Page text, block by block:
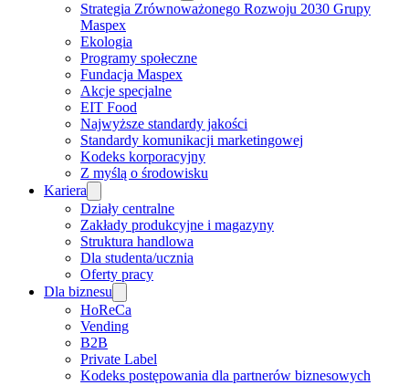
Strategia Zrównoważonego Rozwoju 2030 Grupy
Maspex
Ekologia
Programy społeczne
Fundacja Maspex
Akcje specjalne
EIT Food
Najwyższe standardy jakości
Standardy komunikacji marketingowej
Kodeks korporacyjny
Z myślą o środowisku
Kariera
Działy centralne
Zakłady produkcyjne i magazyny
Struktura handlowa
Dla studenta/ucznia
Oferty pracy
Dla biznesu
HoReCa
Vending
B2B
Private Label
Kodeks postępowania dla partnerów biznesowych